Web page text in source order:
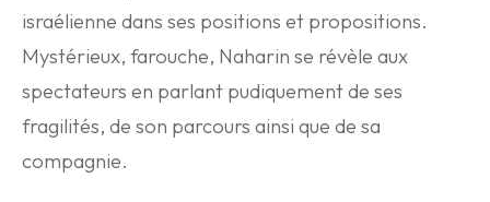
israélienne dans ses positions et propositions.
Mystérieux, farouche, Naharin se révèle aux
spectateurs en parlant pudiquement de ses
fragilités, de son parcours ainsi que de sa
compagnie.